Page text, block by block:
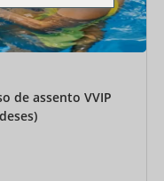
de assento VVIP